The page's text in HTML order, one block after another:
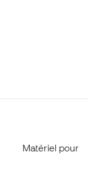
Matériel pour